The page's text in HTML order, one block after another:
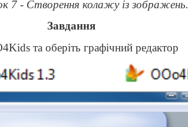
7 - Створення колажу із зображень.
Завдання
та оберіть графічний редактор